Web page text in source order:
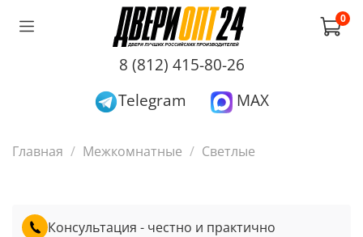
0
8 (812) 415-80-26
Telegram
MAX
Главная Межкомнатные Светлые
Консультация - честно и практично